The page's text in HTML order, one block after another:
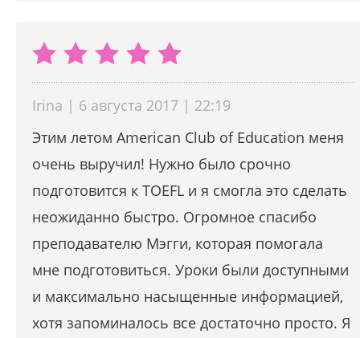
Irina | 6 августа 2017 | 22:19
Этим летом American Club of Education меня
очень выручил! Нужно было срочно
подготовится к TOEFL и я смогла это сделать
неожиданно быстро. Огромное спасибо
преподавателю Мэгги, которая помогала
мне подготовиться. Уроки были доступными
и максимально насыщенные информацией,
хотя запоминалось все достаточно просто. Я